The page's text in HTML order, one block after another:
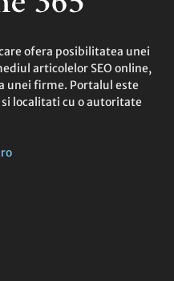
ofera posibilitatea unei
articolelor SEO online,
unei firme. Portalul este
localitati cu o autoritate